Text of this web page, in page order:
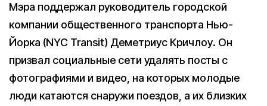
Мэра поддержал руководитель городской
компании общественного транспорта Нью-
Йорка (NYC Transit) Деметриус Кричлоу. Он
призвал социальные сети удалять посты с
фотографиями и видео, на которых молодые
люди катаются снаружи поездов, а их близких